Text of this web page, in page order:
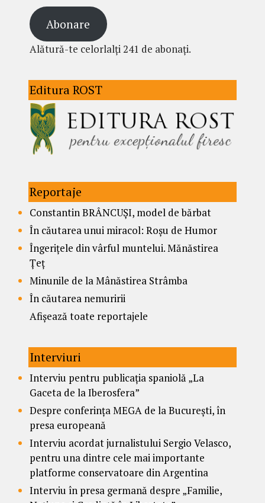
Abonare
Alătură-te celorlalți 241 de abonați.
Editura ROST
Reportaje
Constantin BRÂNCUȘI, model de bărbat
În căutarea unui miracol: Roșu de Humor
Îngerițele din vârful muntelui. Mănăstirea
Țeț
Minunile de la Mânăstirea Strâmba
În căutarea nemuririi
Afișează toate reportajele
Interviuri
Interviu pentru publicația spaniolă „La
Gaceta de la Iberosfera”
Despre conferința MEGA de la București, în
presa europeană
Interviu acordat jurnalistului Sergio Velasco,
pentru una dintre cele mai importante
platforme conservatoare din Argentina
Interviu în presa germană despre „Familie,